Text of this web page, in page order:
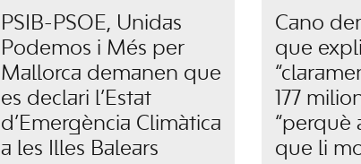
PSIB-PSOE, Unidas
Podemos i Més per
Mallorca demanen que
es declari l’Estat
d’Emergència Climàtica
a les Illes Balears
Cano
que
177
“perquè
que li